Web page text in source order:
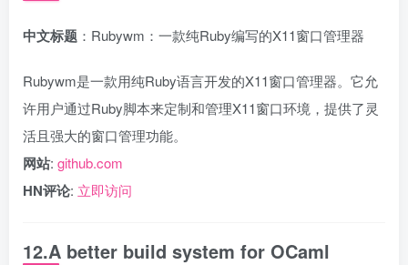
中文标题 ：Rubywm：一款纯Ruby编写的X11窗口管理器
Rubywm是一款用纯Ruby语言开发的X11窗口管理器。它允
许用户通过Ruby脚本来定制和管理X11窗口环境，提供了灵
活且强大的窗口管理功能。
网站: github.com
HN评论: 立即访问
12.A better build system for OCaml